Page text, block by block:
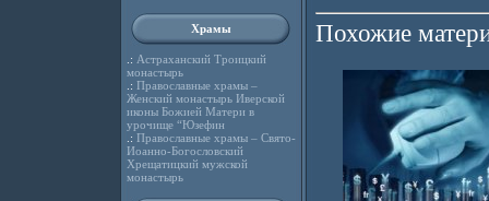
Храмы
.: Астраханский Троицкий
монастырь
.: Православные храмы –
Женский монастырь Иверской
иконы Божией Матери в
урочище “Юзефин
.: Православные храмы – Свято-
Иоанно-Богословский
Хрещатицкий мужской
монастырь
Похожие